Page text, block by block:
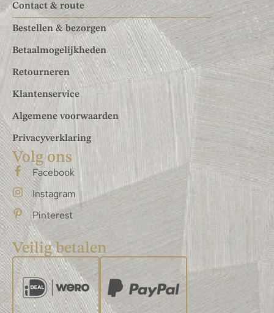
Contact & route
Bestellen & bezorgen
Betaalmogelijkheden
Retourneren
Klantenservice
Algemene voorwaarden
Privacyverklaring
Volg ons
Facebook
Instagram
Pinterest
Veilig betalen